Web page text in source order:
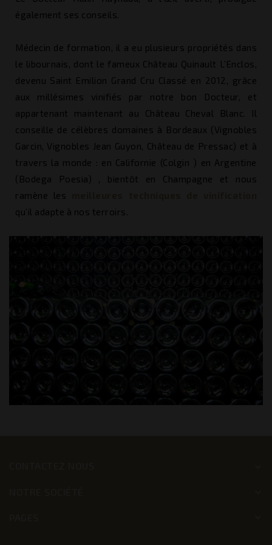
également ses conseils.
Médecin de formation, il a eu plusieurs propriétés dans
le libournais, dont le fameux Château Quinault L’Enclos,
devenu Saint Emilion Grand Cru Classé en 2012, grâce
aux millésimes vinifiés par notre bon Docteur, et
appartenant maintenant au Château Cheval Blanc. Il
conseille de célèbres domaines à Bordeaux (Vignobles
Garcin, Vignobles Jean Guyon, Château de Pressac) et à
travers la monde : en Californie (Colgin ) en Argentine
(Bodega Poesia) , bientôt en Champagne et nous
ramène les
qu’il adapte à nos terroirs.